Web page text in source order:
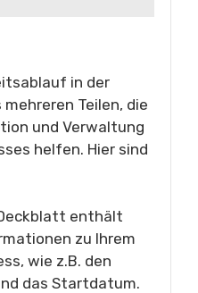
in der
Teilen, die
und Verwaltung
helfen. Hier sind
enthält
zu Ihrem
wie z.B. den
das Startdatum.